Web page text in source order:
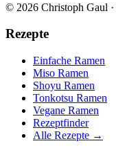
© 2026 Christoph Gaul ·
Rezepte
Einfache Ramen
Miso Ramen
Shoyu Ramen
Tonkotsu Ramen
Vegane Ramen
Rezeptfinder
Alle Rezepte →